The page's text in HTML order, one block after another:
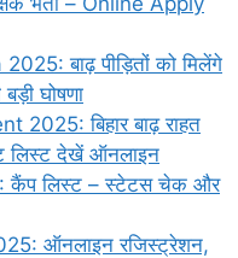
बाढ़ पीड़ितों को मिलेंगे
घोषणा
बिहार बाढ़ राहत
लिस्ट देखें ऑनलाइन
कैंप लिस्ट – स्टेटस चेक और
ऑनलाइन रजिस्ट्रेशन,